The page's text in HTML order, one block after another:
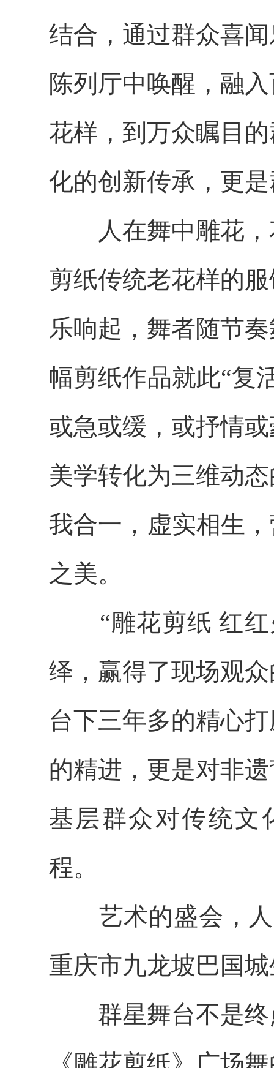
结合， 通过群众喜
陈列厅中唤醒，融
花样，到万众瞩目
化的创新传承，更
人在舞中雕花
剪纸传统老花样的
乐响起，舞者随节
幅剪纸作品就此“复
或急或缓，或抒情
美学转化为三维动
我合一，虚实相生
之美。
“雕花剪纸 红
绎，赢得了现场观
台下三年多的精心
的精进，更是对非
基层群众对传统文
程。
艺术的盛会，
重庆市九龙坡巴国
群星舞台不是